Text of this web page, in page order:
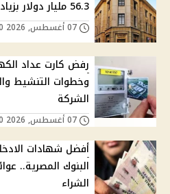
56.3 مليار دولار بزيادة 1.23 مليار في يوليو
رفض كارت عداد
وخطوات التنشيط
الشركة
الشراء